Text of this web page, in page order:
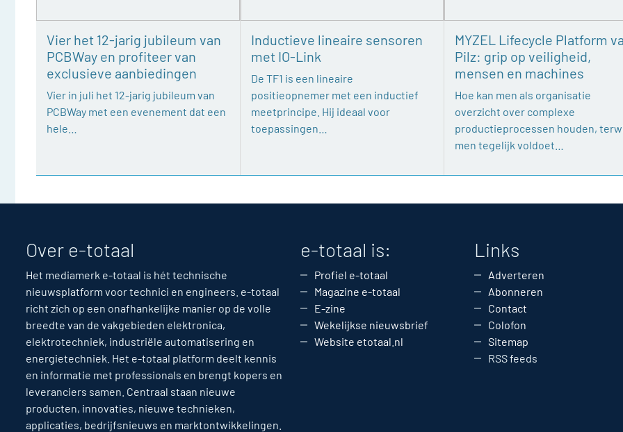
Vier het 12-jarig jubileum van
PCBWay en profiteer van
exclusieve aanbiedingen
Vier in juli het 12-jarig jubileum van
PCBWay met een evenement dat een
hele…
Inductieve lineaire sensoren
met IO-Link
De TF1 is een lineaire
positieopnemer met een inductief
meetprincipe. Hij ideaal voor
toepassingen…
MYZEL Lifecycle Platform
Pilz: grip op veiligheid,
mensen en machines
Hoe kan men als organisatie
overzicht over complexe
productieprocessen houden,
men tegelijk voldoet…
Over e-totaal
Het mediamerk e-totaal is hét technische
nieuwsplatform voor technici en engineers. e-totaal
richt zich op een onafhankelijke manier op de volle
breedte van de vakgebieden elektronica,
elektrotechniek, industriële automatisering en
energietechniek. Het e-totaal platform deelt kennis
en informatie met professionals en brengt kopers en
leveranciers samen. Centraal staan nieuwe
producten, innovaties, nieuwe technieken,
applicaties, bedrijfsnieuws en marktontwikkelingen.
e-totaal is:
Profiel e-totaal
Magazine e-totaal
E-zine
Wekelijkse nieuwsbrief
Website etotaal.nl
Links
Adverteren
Abonneren
Contact
Colofon
Sitemap
RSS feeds